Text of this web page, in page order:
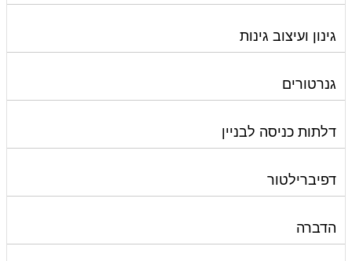
גינון ועיצוב גינות
גנרטורים
דלתות כניסה לבניין
דפיברילטור
הדברה